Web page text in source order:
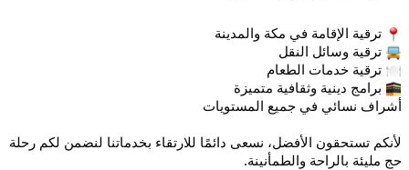
ترقية الإقامة في مكة والمدينة
ترقية وسائل النقل
ترقية خدمات الطعام
برامج دينية وثقافية متميزة
أشراف نسائي في جميع المستويات
لأنكم تستحقون الأفضل، نسعى دائمًا للارتقاء بخدماتنا لنضمن لكم رحلة
حج مليئة بالراحة والطمأنينة.